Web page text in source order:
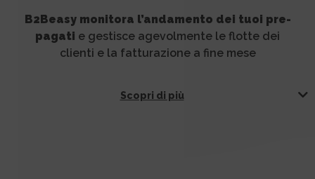
B2Beasy monitora l’andamento dei tuoi pre-
pagati e gestisce agevolmente le flotte dei
clienti e la fatturazione a fine mese
Scopri di più